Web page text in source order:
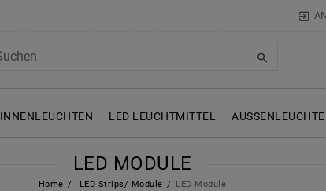
INNENLEUCHTEN LED LEUCHTMITTEL AUSSENLEUCHTEN
LED MODULE
Home LED Strips/ Module LED Module